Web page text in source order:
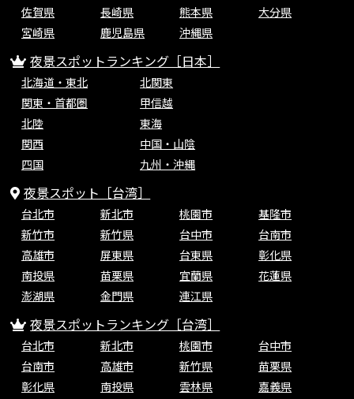
佐賀県
長崎県 熊本県
大分県
宮崎県
鹿児島県 沖縄県
夜景スポットランキング［日本］
北海道・東北
北関東
関東・首都圏
甲信越
北陸
東海
関西
中国・山陰
四国
九州・沖縄
夜景スポット［台湾］
台北市 新北市 桃園市
基隆市
新竹市
新竹県 台中市
台南市
高雄市
屏東県 台東県
彰化県
南投県
苗栗県 宜蘭県
花蓮県
澎湖県
金門県 連江県
夜景スポットランキング［台湾］
台北市 新北市 桃園市
台中市
台南市
高雄市 新竹県
苗栗県
彰化県
南投県 雲林県
嘉義県